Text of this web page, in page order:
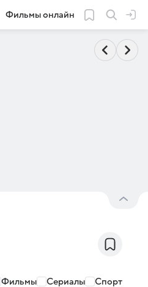
Фильмы онлайн
Фильмы Сериалы Спорт